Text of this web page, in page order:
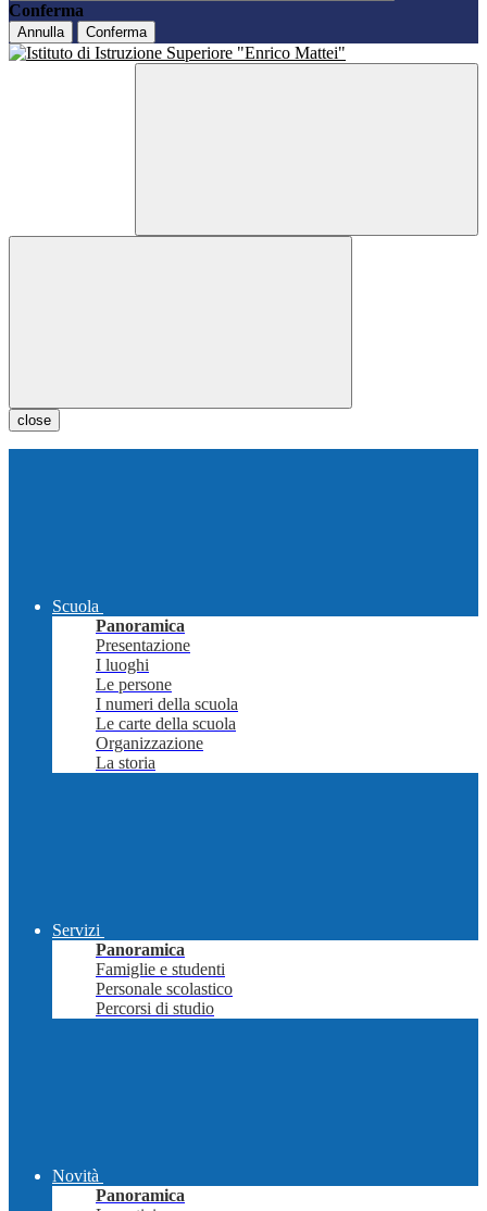
Conferma
Annulla Conferma
close
Scuola
Panoramica
Presentazione
I luoghi
Le persone
I numeri della scuola
Le carte della scuola
Organizzazione
La storia
Servizi
Panoramica
Famiglie e studenti
Personale scolastico
Percorsi di studio
Novità
Panoramica